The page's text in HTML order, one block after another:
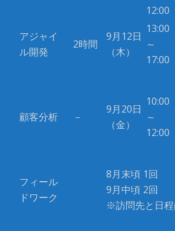
12:00
アジャイ
ル開発
2時間
9月12日
（木）
13:00
～
17:00
顧客分析 －
9月20日
（金）
10:00
～
12:00
フィール
ドワーク
8月末頃 1回
9月中頃 2回
※訪問先と日